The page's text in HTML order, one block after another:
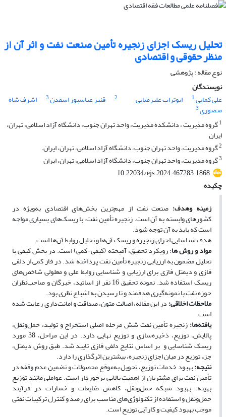
تحلیل ریسک اجزای زنجیره تأمین صنعت نفت و اثر آن از
منظر حقوقی و اقتصادی
نوع مقاله : پژوهشی
نویسندگان
علی کمایی1 ابوتراب علیرضایی 2 قنبر عباسپور اسفدن3 اشرف شاه
منصوری3
1گروه مدیریت ، دانشکده مدیریت، واحد تهران جنوب، دانشگاه آزاد اسلامی، تهران،
ایران
2گروه مدیریت، واحد تهران جنوب، دانشگاه آزاد اسلامی، تهران، ایران.
3گروه مدیریت، واحد تهران جنوب، دانشگاه آزاد اسلامی، تهران، ایران
10.22034/ejs.2024.467283.1868
چکیده
زمینه وهدف: صنعت نفت از مهم‌ترین بخش‌های اقتصادی به‌ویژه در
کشورهای وابسته به آن است. زنجیره تأمین نفت، با ریسک‌های بسیاری مواجه
است که باید به آن توجه شود.
هدف شناسایی اجزای زنجیره و ریسک آن‌ها و تحلیل روابط آن‌ها است.
مواد و روش­ ها: رویکرد تحقیق، آمیخته (کیفی-کمی) است. در بخش کیفی با
تحلیل مضمون به ارزیابی زنجیره تأمین نفت پرداخته شد. در فاز کمی از دلفی
فازی و دیمتل فازی برای ارزیابی و شناسایی روابط علی و معلولی شاخص‌های
ریسک استفاده شد. نمونه تحقیق 16 نفر از اساتید، خبرگان و صاحب‌نظران
حوزه نفت با نمونه‌گیری هدفمند و تا رسیدن به اشباع نظری بود.
ملاحظات اخلاقی:در این مقاله، اصالت متون، صداقت و امانت‌داری رعایت شده
است.
یافته‌ها:زنجیره تأمین نفت شش مرحله اصلی استخراج و تولید، حمل‌ونقل،
پالایش، توزیع، ذخیره‌سازی و توزیع نهایی دارد. در این مراحل، 38 مورد
ریسک شناسایی و بر اساس نتایج دلفی فازی تایید شد. طبق روش دیمتل،
جزء توزیع در میان اجزای زنجیره، بیشترین اثرگذاری را دارد.
نتیجه‌:بهبود خدمات توزیع، تحویل به‌موقع محصولات و تضمین عدم وقفه در
تأمین نفت برای مشتریان از اهمیت بالایی برخوردار است. عواملی مانند توزیع
بهینه، بهبود شبکه حمل‌ونقل، کاهش ضایعات و خسارات در فرآیند
حمل‌ونقل و استفاده از تکنولوژی‌های مناسب برای رصد و کنترل ترکیبات نفتی
موجب بهبود کیفیت و کارآیی توزیع است.